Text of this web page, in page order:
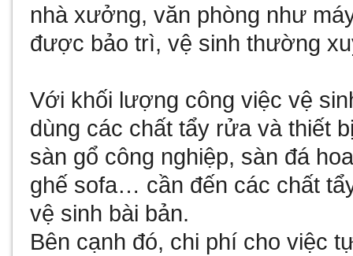
nhà xưởng, văn phòng như
được bảo trì, vệ sinh thường
Với khối lượng công việc vệ
dùng các chất tẩy rửa và thiết
sàn gổ công nghiệp, sàn đá
ghế sofa… cần đến các chất
vệ sinh bài bản.
Bên cạnh đó, chi phí cho việc